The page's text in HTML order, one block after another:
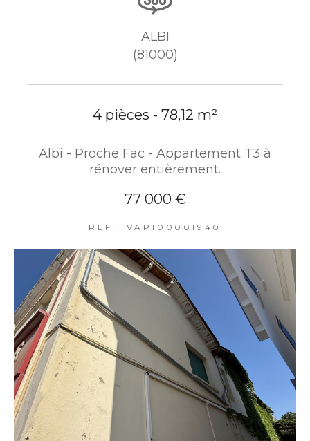
ALBI
(81000)
4 pièces - 78,12 m²
Albi - Proche Fac - Appartement T3 à
rénover entièrement.
77 000 €
REF : VAP100001940